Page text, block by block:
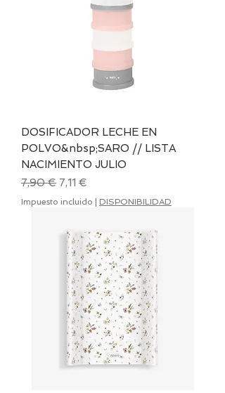
DOSIFICADOR LECHE EN
POLVO&nbsp;SARO // LISTA
NACIMIENTO JULIO
Precio
7,90 € Precio de oferta
7,11 €
Impuesto incluido DISPONIBILIDAD